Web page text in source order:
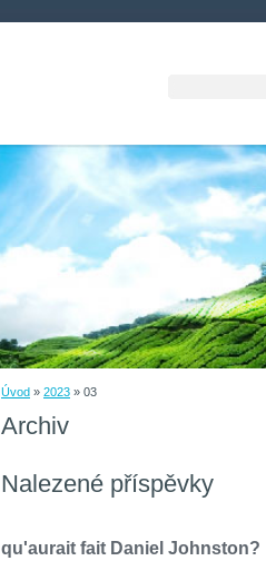
Úvod » 2023 » 03
Archiv
Nalezené příspěvky
qu'aurait fait Daniel Johnston?